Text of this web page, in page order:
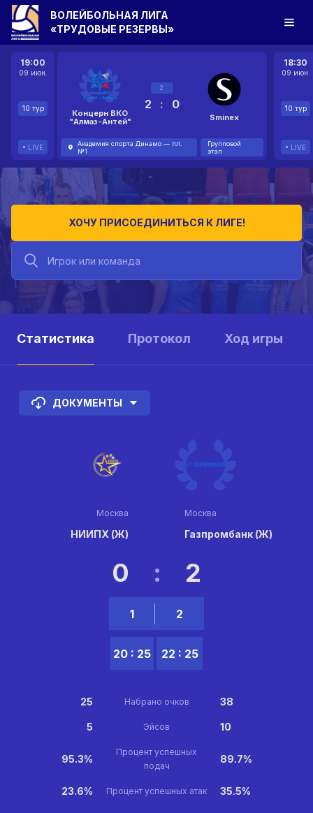
19:00
09 июн.
10 тур
LIVE
Концерн ВКО
"Алмаз-Антей"
2
2 : 0
Sminex
Академия спорта Динамо — пл.
№1
Групповой
этап
18:30
09 июн.
10 тур
LIVE
ВОЛЕЙБОЛЬНАЯ ЛИГА
«ТРУДОВЫЕ РЕЗЕРВЫ»
ХОЧУ ПРИСОЕДИНИТЬСЯ К ЛИГЕ!
Статистика Протокол Ход игры
ДОКУМЕНТЫ
Москва
НИИПХ (Ж)
0 : 2
1
20 : 25
2
22 : 25
Москва
Газпромбанк (Ж)
25 Набрано очков 38
5 Эйсов 10
95.3%
Процент успешных
подач
89.7%
23.6% Процент успешных атак 35.5%